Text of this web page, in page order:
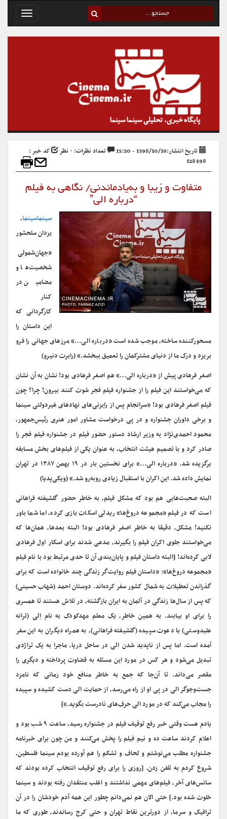
Toggle
تاریخ انتشار:1398/10/16 - 15:20 تعداد نظرات: ۰ نظر
کد خبر :
128498
متفاوت و زیبا و به‌یادماندنی/ نگاهی به فیلم
“درباره الی”
سینماسینما،
یزدان سلحشور
«جهان‌شمولی
شخصیت‌ها و
مضامین در
کنار
کارگردانی که
این داستان را
مسحورکننده ساخته، موجب شده‌ است «درباره الی…» مرزهای جهانی را فرو
بریزد و درک ما از دنیای مشترکمان را تعمیق ببخشد.» (رابرت دنیرو)
اصغر فرهادی پیش از «درباره الی…» هم اصغر فرهادی بود! نشان به آن نشان
که می‌خواستند این فیلم را از جشنواره فیلم فجر شوت کنند بیرون! چرا؟ چون
فیلم اصغر فرهادی بود! «سرانجام پس از رایزنی‌های نهادهای غیردولتی سینما
و برخی داوران جشنواره و در پی درخواست مشاور امور هنری رئیس‌جمهور،
محمود احمدی‌نژاد به وزیر ارشاد دستور حضور فیلم در جشنواره فیلم فجر را
صادر کرد و با تصمیم هیئت انتخاب، به عنوان یکی از فیلم‌های بخش مسابقه
برگزیده شد. «درباره الی…» برای نخستین بار در ۱۹ بهمن ۱۳۸۷ در تهران
نمایش داده‌ شد. این اکران با استقبال زیادی روبه‌رو شد.» (ویکی‌پدیا)
البته صحبت‌هایی هم بود که مشکل فیلم، به خاطر حضور گلشیفته فراهانی
ا‌ست که در فیلم «مجموعه دروغ‌ها» ریدلی اسکات بازی کرده، اما شما باور
نکنید! مشکل، دقیقا به خاطر اصغر فرهادی بود! البته بعدها، همان‌ها که
می‌خواستند جلوی اکران فیلم را بگیرند، مدعی شدند برای اسکار اول فرهادی
لابی کرده‌اند! [البته داستان فیلم و پایان‌بندی آن تا حدی مرتبط بود با نام فیلم
«مجموعه دروغ‌ها»: «داستان فیلم روایت‌گر زندگی چند خانواده است که برای
گذراندن تعطیلات به شمال کشور سفر کرده‌اند. دوستان احمد (شهاب حسینی)
که پس از سال‌ها زندگی در آلمان به ایران بازگشته، در تلاش هستند تا همسری
را برای او بیابند. به همین خاطر، یک معلم مهدکودک به نام اِلی (ترانه
علیدوستی) با دعوت سپیده (گلشیفته فراهانی)، به همراه دیگران به این سفر
آمده ‌است. اما پس از ناپدید شدن الی در ساحل دریا، ماجرا به یک تراژدی
تبدیل می‌شود و هر کس در مورد این مسئله به قضاوت پرداخته و دیگری را
مقصر می‌داند. تا آن‌جا که جمع به خاطر منافع خود زمانی ‌که نامزد
جست‌وجوگر الی در پی او از راه می‌رسد، از حمایت الی دست کشیده و سپیده
را مجاب می‌کند که در مورد الی حرف‌های نادرست بگوید.»]
یادم هست وقتی خبر رفع توقیف فیلم در جشنواره رسید، ساعت ۹ شب بود و
اعلام کردند ساعت ده و نیم فیلم را پخش می‌کنند و من چون برای خبرنامه
جشنواره مطلب می‌نوشتم و لحاف و تشکم را هم آورده بودم سینما فلسطین،
شروع کردم به تلفن زدن. [روزی را برای رفع توقیف انتخاب کرده بودند که
سانس‌های آخر، فیلم‌های مهمی نداشتند و اغلب منتقدان رفته بودند و سینما
خلوت شده بود.] حتی الان هم نمی‌دانم چطور این همه آدم خودشان را در آن
ترافیک و سرما، از دورترین نقاط تهران و حتی کرج رساندند، طوری که ما